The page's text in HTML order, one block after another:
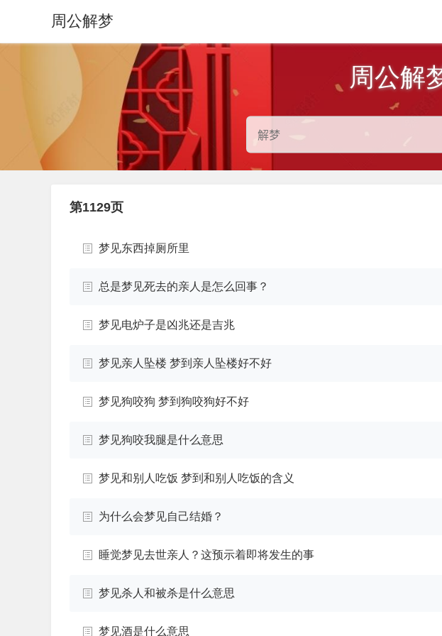
周公解梦
周公解
第1129页
梦见东西掉厕所里
总是梦见死去的亲人是怎么回事？
梦见电炉子是凶兆还是吉兆
梦见亲人坠楼 梦到亲人坠楼好不好
梦见狗咬狗 梦到狗咬狗好不好
梦见狗咬我腿是什么意思
梦见和别人吃饭 梦到和别人吃饭的含义
为什么会梦见自己结婚？
睡觉梦见去世亲人？这预示着即将发生的事
梦见杀人和被杀是什么意思
梦见酒是什么意思